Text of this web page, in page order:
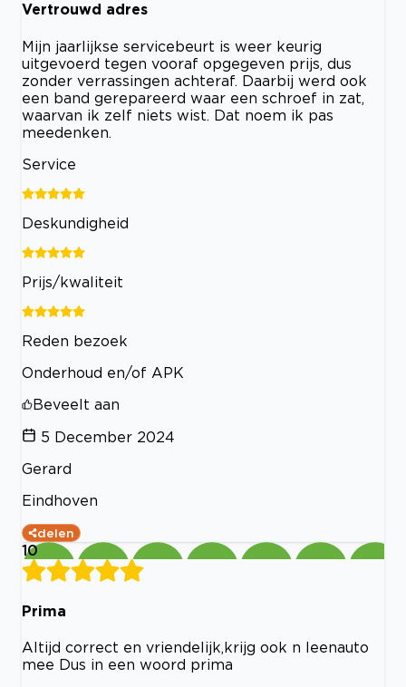
Vertrouwd adres
Mijn jaarlijkse servicebeurt is weer keurig
uitgevoerd tegen vooraf opgegeven prijs, dus
zonder verrassingen achteraf. Daarbij werd ook
een band gerepareerd waar een schroef in zat,
waarvan ik zelf niets wist. Dat noem ik pas
meedenken.
Service
Deskundigheid
Prijs/kwaliteit
Reden bezoek
Onderhoud en/of APK
Beveelt aan
5 December 2024
Gerard
Eindhoven
delen
10
Prima
Altijd correct en vriendelijk,krijg ook n leenauto
mee Dus in een woord prima